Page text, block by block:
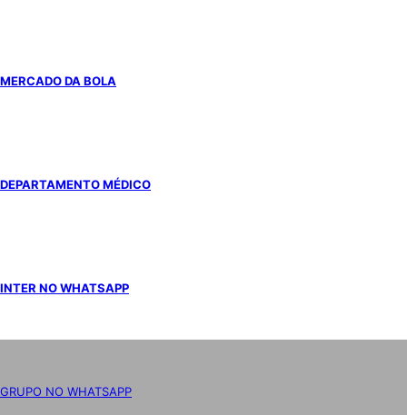
MERCADO DA BOLA
DEPARTAMENTO MÉDICO
INTER NO WHATSAPP
GRUPO NO WHATSAPP